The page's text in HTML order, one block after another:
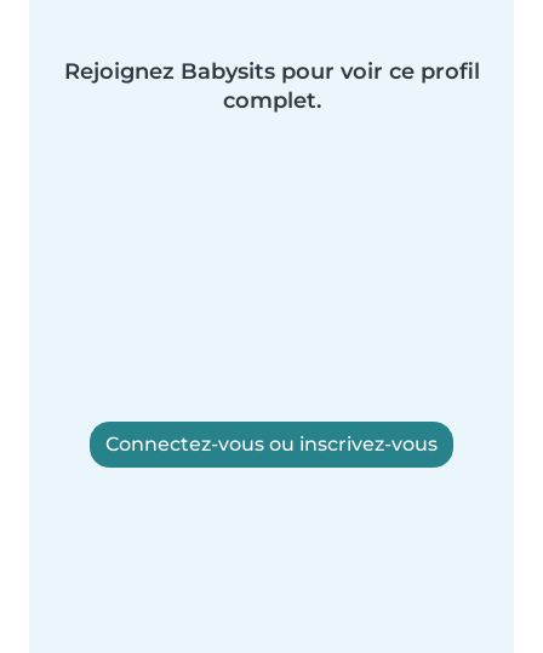
Rejoignez Babysits pour voir ce profil
complet.
Connectez-vous ou inscrivez-vous